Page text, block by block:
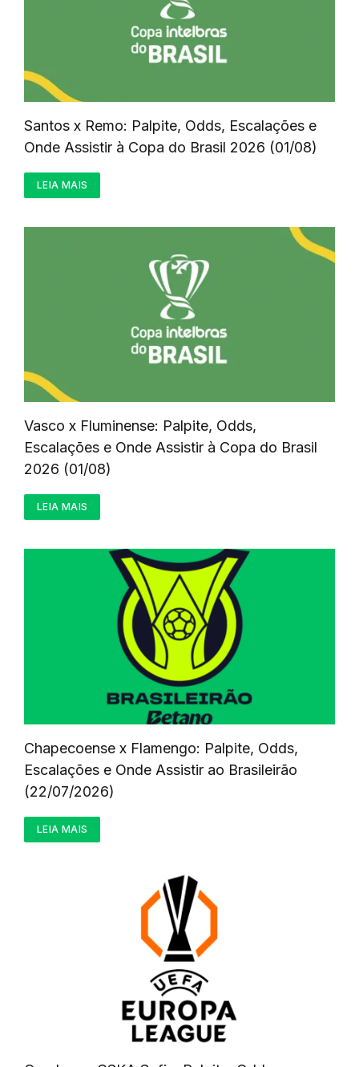
Santos x Remo: Palpite, Odds, Escalações e
Onde Assistir à Copa do Brasil 2026 (01/08)
LEIA MAIS
Vasco x Fluminense: Palpite, Odds,
Escalações e Onde Assistir à Copa do Brasil
2026 (01/08)
LEIA MAIS
Chapecoense x Flamengo: Palpite, Odds,
Escalações e Onde Assistir ao Brasileirão
(22/07/2026)
LEIA MAIS